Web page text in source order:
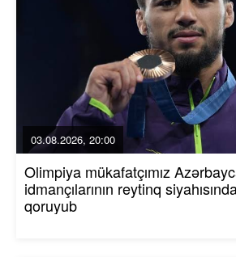
03.08.2026, 20:00
Olimpiya mükafatçımız
idmançılarının reytinq
qoruyub